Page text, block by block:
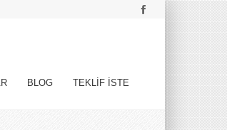
BLOG TEKLİF İSTE